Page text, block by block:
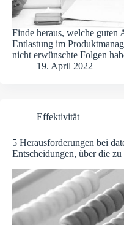
Finde heraus, welche guten
Entlastung im
nicht erwünschte Folgen
19. April 2022
Effektivität
5 Herausforderungen bei
Entscheidungen, über die